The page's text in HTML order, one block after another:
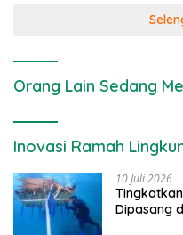
Orang Lain Sedang
Inovasi Ramah
10 Juli 2026
Dipasang